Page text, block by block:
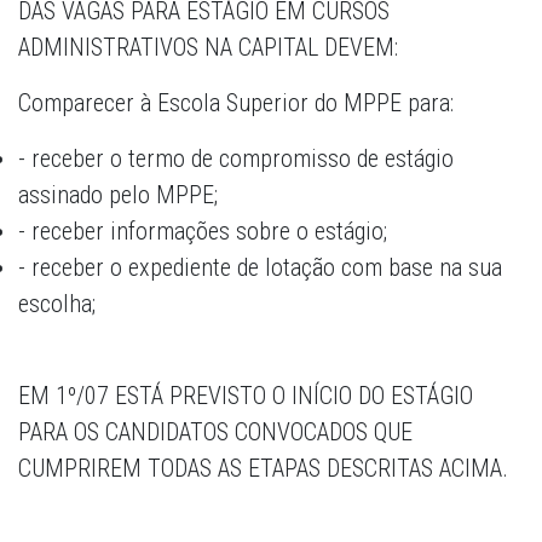
DAS VAGAS PARA ESTÁGIO EM CURSOS
ADMINISTRATIVOS NA CAPITAL DEVEM:
Comparecer à Escola Superior do MPPE para:
- receber o termo de compromisso de estágio
assinado pelo MPPE;
- receber informações sobre o estágio;
- receber o expediente de lotação com base na sua
escolha;
EM 1º/07 ESTÁ PREVISTO O INÍCIO DO ESTÁGIO
PARA OS CANDIDATOS CONVOCADOS QUE
CUMPRIREM TODAS AS ETAPAS DESCRITAS ACIMA.